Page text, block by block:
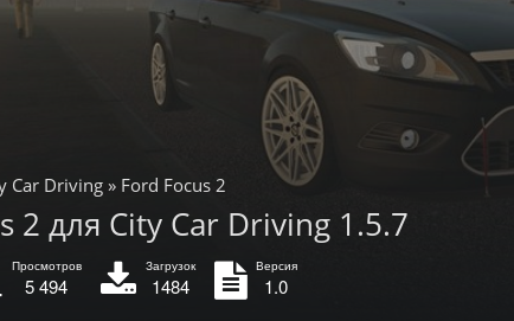
Car Driving» Ford Focus 2
2 для City Car Driving 1.5.7
Просмотров
5 494
Загрузок
1484
Версия
1.0